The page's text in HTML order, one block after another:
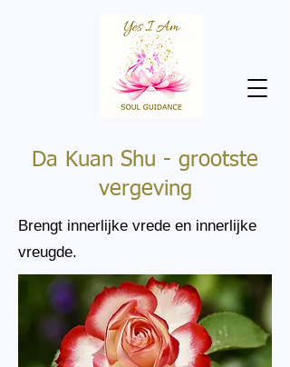
Da Kuan Shu - grootste
vergeving
Brengt innerlijke vrede en innerlijke
vreugde.